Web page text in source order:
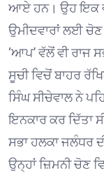
ਆਏ ਹਨ। ਉਹ ਇਕ
ਉਮੀਦਵਾਰਾਂ ਲਈ
‘ਆਪ’ ਵੱਲੋਂ ਵੀ ਰਾਜ
ਸੂਚੀ ਵਿਚੋਂ ਬਾਹਰ
ਸਿੰਘ ਸੀਚੇਵਾਲ ਨੇ
ਇਨਕਾਰ ਕਰ ਦਿੱਤਾ
ਸਭਾ ਹਲਕਾ ਜਲੰਧਰ
ਉਨ੍ਹਾਂ ਜ਼ਿਮਨੀ ਚੋਣ